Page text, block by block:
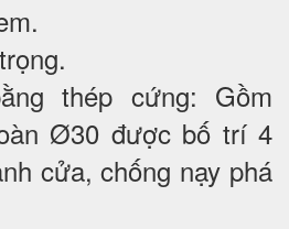
thép cứng: Gồm
Ø30 được bố trí 4
cửa, chống nạy phá